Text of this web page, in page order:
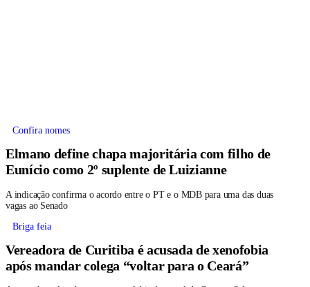
Confira nomes
Elmano define chapa majoritária com filho de
Eunício como 2º suplente de Luizianne
A indicação confirma o acordo entre o PT e o MDB para uma das duas
vagas ao Senado
Briga feia
Vereadora de Curitiba é acusada de xenofobia
após mandar colega “voltar para o Ceará”